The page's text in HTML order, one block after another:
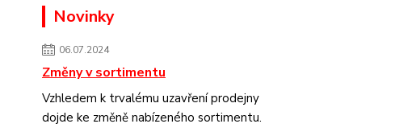
Novinky
06.07.2024
Změny v sortimentu
Vzhledem k trvalému uzavření prodejny
dojde ke změně nabízeného sortimentu.